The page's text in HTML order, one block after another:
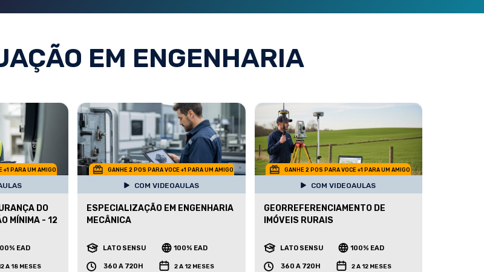
EM ENGENHARIA
+1 PARA UM AMIGO
DO
MÍNIMA - 12
EAD
A 18 MESES
GANHE 2 POS PARA VOCE +1 PARA UM AMIGO
COM VIDEOAULAS
ESPECIALIZAÇÃO EM ENGENHARIA
MECÂNICA
LATO SENSU 100% EAD
360 A 720H 2 A 12 MESES
GANHE 2 POS PARA VOCE +1 PARA UM AMIGO
COM VIDEOAULAS
GEORREFERENCIAMENTO DE
IMÓVEIS RURAIS
LATO SENSU 100% EAD
360 A 720H 2 A 12 MESES